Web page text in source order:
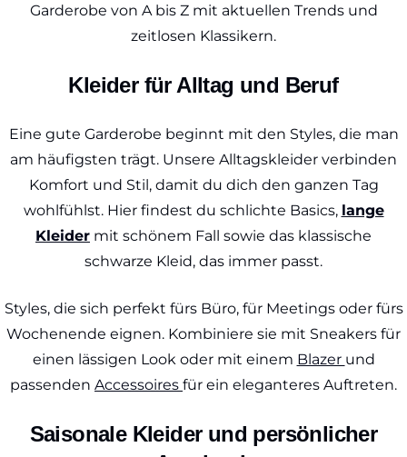
Garderobe von A bis Z mit aktuellen Trends und
zeitlosen Klassikern.
Kleider für Alltag und Beruf
Eine gute Garderobe beginnt mit den Styles, die man
am häufigsten trägt. Unsere Alltagskleider verbinden
Komfort und Stil, damit du dich den ganzen Tag
wohlfühlst. Hier findest du schlichte Basics, lange
Kleider mit schönem Fall sowie das klassische
schwarze Kleid, das immer passt.
Styles, die sich perfekt fürs Büro, für Meetings oder fürs
Wochenende eignen. Kombiniere sie mit Sneakers für
einen lässigen Look oder mit einem Blazer und
passenden Accessoires für ein eleganteres Auftreten.
Saisonale Kleider und persönlicher